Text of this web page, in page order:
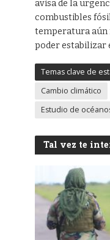
avisa de la
combustibles
temperatura aún
poder estabilizar
Temas clave de
Cambio climático
Estudio de
Tal vez te